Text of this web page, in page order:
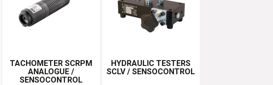
TACHOMETER SCRPM
ANALOGUE /
SENSOCONTROL
HYDRAULIC TESTERS
SCLV / SENSOCONTROL